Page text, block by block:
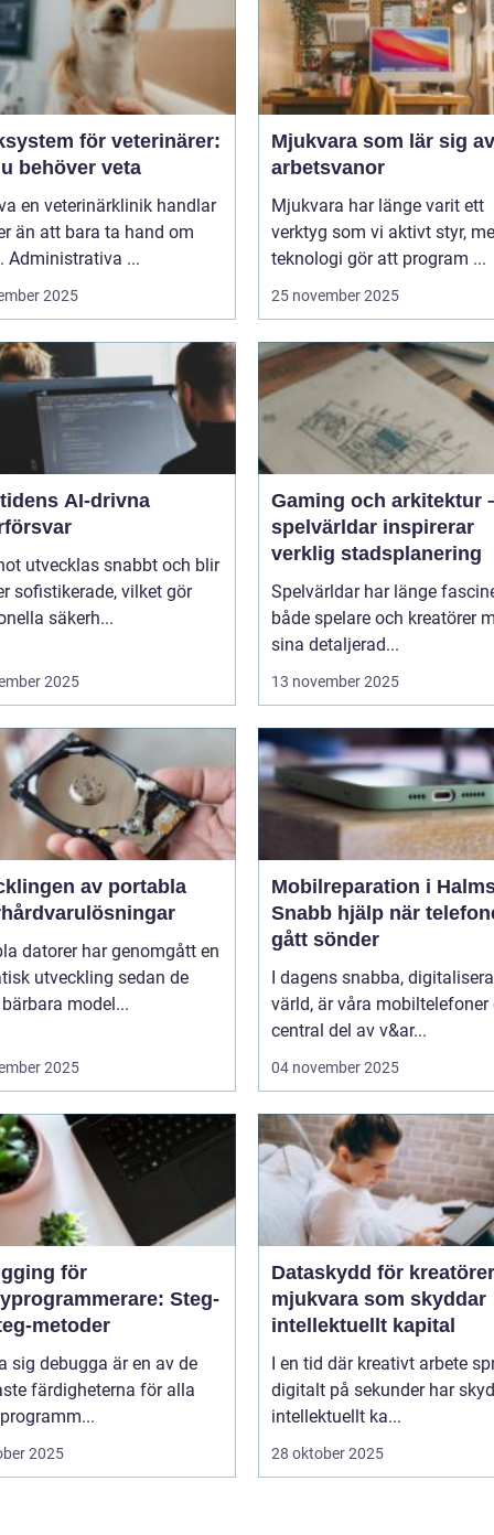
för veterinärer:
behöver veta
en veterinärklinik handlar
än att bara ta hand om
Administrativa ...
2025
Mjukvara som lär sig
arbetsvanor
Mjukvara har länge varit ett
verktyg som vi aktivt styr,
teknologi gör att program ...
25 november 2025
AI-drivna
utvecklas snabbt och blir
sofistikerade, vilket gör
säkerh...
2025
Gaming och arkitektur
spelvärldar inspirerar
verklig stadsplanering
Spelvärldar har länge
både spelare och kreatörer
sina detaljerad...
13 november 2025
av portabla
datorer har genomgått en
utveckling sedan de
model...
2025
Mobilreparation i
Snabb hjälp när
gått sönder
I dagens snabba,
värld, är våra mobiltelefoner
central del av v&ar...
04 november 2025
för
Steg-
metoder
sig debugga är en av de
färdigheterna för alla
2025
Dataskydd för
mjukvara som skyddar
intellektuellt kapital
I en tid där kreativt arbete
digitalt på sekunder har
intellektuellt ka...
28 oktober 2025